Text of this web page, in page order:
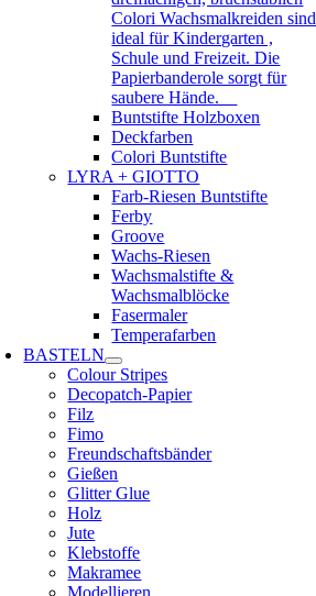
Colori Wachsmalkreiden sind
ideal für Kindergarten ,
Schule und Freizeit. Die
Papierbanderole sorgt für
saubere Hände.
Buntstifte Holzboxen
Deckfarben
Colori Buntstifte
LYRA + GIOTTO
Farb-Riesen Buntstifte
Ferby
Groove
Wachs-Riesen
Wachsmalstifte &
Wachsmalblöcke
Fasermaler
Temperafarben
BASTELN
Colour Stripes
Decopatch-Papier
Filz
Fimo
Freundschaftsbänder
Gießen
Glitter Glue
Holz
Jute
Klebstoffe
Makramee
Modellieren